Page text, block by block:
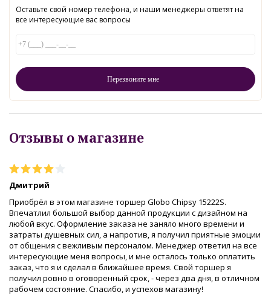
Оставьте свой номер телефона, и наши менеджеры ответят на
все интересующие вас вопросы
Отзывы о магазине
Дмитрий
Приобрёл в этом магазине торшер Globo Chipsy 15222S.
Впечатлил большой выбор данной продукции с дизайном на
любой вкус. Оформление заказа не заняло много времени и
затраты душевных сил, а напротив, я получил приятные эмоции
от общения с вежливым персоналом. Менеджер ответил на все
интересующие меня вопросы, и мне осталось только оплатить
заказ, что я и сделал в ближайшее время. Свой торшер я
получил ровно в оговоренный срок, - через два дня, в отличном
рабочем состояние. Спасибо, и успехов магазину!